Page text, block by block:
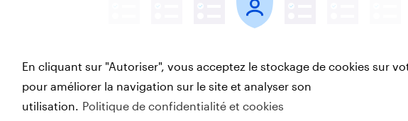
payer trop d’impôts.
En cliquant sur "Autoriser", vous acceptez le stockage de cookies sur
pour améliorer la navigation sur le site et analyser son
utilisation. Politique de confidentialité et cookies